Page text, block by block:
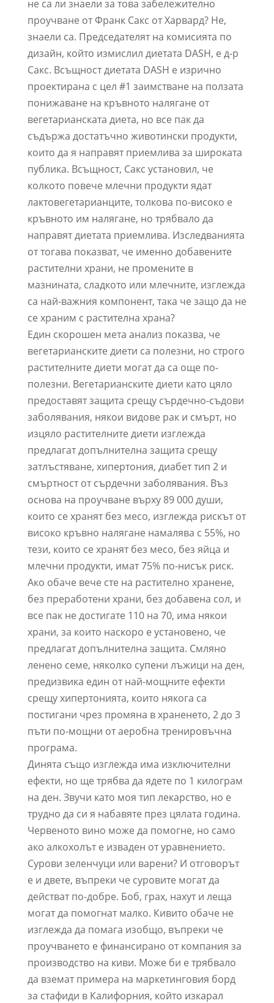
не са ли знаели за това забележително
проучване от Франк Сакс от Харвард? Не,
знаели са. Председателят на комисията по
дизайн, който измислил диетата DASH, е д-р
Сакс. Всъщност диетата DASH е изрично
проектирана с цел #1 заимстване на ползата
понижаване на кръвното налягане от
вегетарианската диета, но все пак да
съдържа достатъчно животински продукти,
които да я направят приемлива за широката
публика. Всъщност, Сакс установил, че
колкото повече млечни продукти ядат
лактовегетарианците, толкова по-високо е
кръвното им налягане, но трябвало да
направят диетата приемлива. Изследванията
от тогава показват, че именно добавените
растителни храни, не промените в
мазнината, сладкото или млечните, изглежда
са най-важния компонент, така че защо да не
се храним с растителна храна?
Един скорошен мета анализ показва, че
вегетарианските диети са полезни, но строго
растителните диети могат да са още по-
полезни. Вегетарианските диети като цяло
предоставят защита срещу сърдечно-съдови
заболявания, някои видове рак и смърт, но
изцяло растителните диети изглежда
предлагат допълнителна защита срещу
затлъстяване, хипертония, диабет тип 2 и
смъртност от сърдечни заболявания. Въз
основа на проучване върху 89 000 души,
които се хранят без месо, изглежда рискът от
високо кръвно налягане намалява с 55%, но
тези, които се хранят без месо, без яйца и
млечни продукти, имат 75% по-нисък риск.
Ако обаче вече сте на растително хранене,
без преработени храни, без добавена сол, и
все пак не достигате 110 на 70, има някои
храни, за които наскоро е установено, че
предлагат допълнителна защита. Смляно
ленено семе, няколко супени лъжици на ден,
предизвика един от най-мощните ефекти
срещу хипертонията, които някога са
постигани чрез промяна в храненето, 2 до 3
пъти по-мощни от аеробна тренировъчна
програма.
Динята също изглежда има изключителни
ефекти, но ще трябва да ядете по 1 килограм
на ден. Звучи като моя тип лекарство, но е
трудно да си я набавяте през цялата година.
Червеното вино може да помогне, но само
ако алкохолът е изваден от уравнението.
Сурови зеленчуци или варени? И отговорът
е и двете, въпреки че суровите могат да
действат по-добре. Боб, грах, нахут и леща
могат да помогнат малко. Кивито обаче не
изглежда да помага изобщо, въпреки че
проучването е финансирано от компания за
производство на киви. Може би е трябвало
да вземат примера на маркетинговия борд
за стафиди в Калифорния, който изкарал